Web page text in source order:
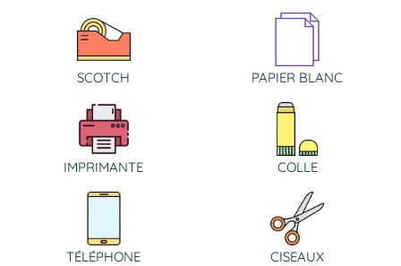
SCOTCH PAPIER BLANC
IMPRIMANTE COLLE
TÉLÉPHONE CISEAUX